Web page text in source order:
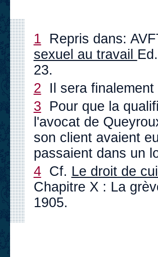
1 Repris dans:
sexuel au travail
23.
2
Il sera
3
Pour que la
l'avocat de
son client avaient
passaient dans un
4 Cf. Le droit de
Chapitre X : La
1905.